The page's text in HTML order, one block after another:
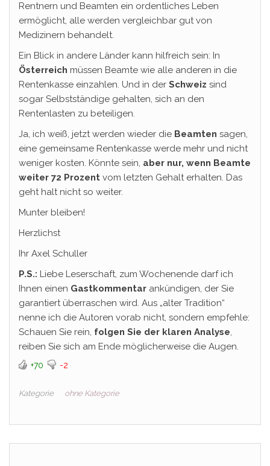
Rentnern und Beamten ein ordentliches Leben
ermöglicht, alle werden vergleichbar gut von
Medizinern behandelt.
Ein Blick in andere Länder kann hilfreich sein: In
Österreich müssen Beamte wie alle anderen in die
Rentenkasse einzahlen. Und in der Schweiz sind
sogar Selbstständige gehalten, sich an den
Rentenlasten zu beteiligen.
Ja, ich weiß, jetzt werden wieder die Beamten sagen,
eine gemeinsame Rentenkasse werde mehr und nicht
weniger kosten. Könnte sein, aber nur, wenn Beamte
weiter 72 Prozent vom letzten Gehalt erhalten. Das
geht halt nicht so weiter.
Munter bleiben!
Herzlichst
Ihr Axel Schuller
P.S.: Liebe Leserschaft, zum Wochenende darf ich
Ihnen einen Gastkommentar ankündigen, der Sie
garantiert überraschen wird. Aus „alter Tradition“
nenne ich die Autoren vorab nicht, sondern empfehle:
Schauen Sie rein, folgen Sie der klaren Analyse,
reiben Sie sich am Ende möglicherweise die Augen.
+70 -2
Kategorie ohne Kategorie